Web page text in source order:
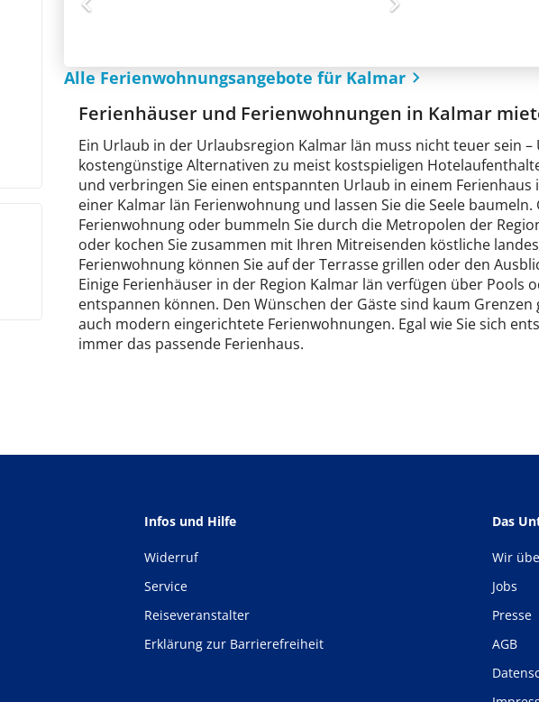
Alle Ferienwohnungsangebote für Kalmar
Ferienhäuser und Ferienwohnungen in Kalmar
Ein Urlaub in der Urlaubsregion Kalmar län muss nicht teuer sein
kostengünstige Alternativen zu meist kostspieligen
und verbringen Sie einen entspannten Urlaub in einem Ferienhaus
einer Kalmar län Ferienwohnung und lassen Sie die Seele
Ferienwohnung oder bummeln Sie durch die Metropolen der
oder kochen Sie zusammen mit Ihren Mitreisenden köstliche
Ferienwohnung können Sie auf der Terrasse grillen oder den
Einige Ferienhäuser in der Region Kalmar län verfügen über Pools
entspannen können. Den Wünschen der Gäste sind kaum
auch modern eingerichtete Ferienwohnungen. Egal wie Sie sich
immer das passende Ferienhaus.
Infos und Hilfe
Widerruf
Service
Reiseveranstalter
Erklärung zur Barrierefreiheit
Das
Wir
Jobs
Presse
AGB